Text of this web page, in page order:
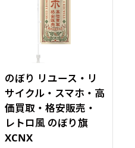
価格が安い順
価格が高い順
のぼり リユース・リ
サイクル・スマホ・高
価買取・格安販売・
レトロ風 のぼり旗
XCNX